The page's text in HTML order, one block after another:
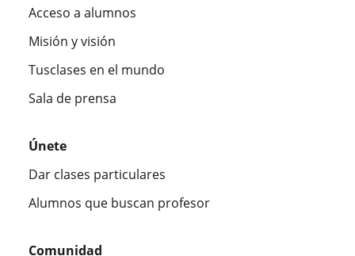
Acceso a alumnos
Misión y visión
Tusclases en el mundo
Sala de prensa
Únete
Dar clases particulares
Alumnos que buscan profesor
Comunidad